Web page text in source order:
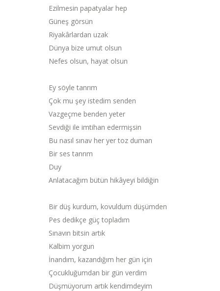
Ezilmesin papatyalar hep
Güneş görsün
Riyakârlardan uzak
Dünya bize umut olsun
Nefes olsun, hayat olsun
Ey söyle tanrım
Çok mu şey istedim senden
Vazgeçme benden yeter
Sevdiği ile imtihan edermişsin
Bu nasıl sınav her yer toz duman
Bir ses tanrım
Duy
Anlatacağım bütün hikâyeyi bildiğin
Bir düş kurdum, kovuldum düşümden
Pes dedikçe güç topladım
Sınavın bitsin artık
Kalbim yorgun
İnandım, kazandığım her gün için
Çocukluğumdan bir gün verdim
Düşmüyorum artık kendimdeyim